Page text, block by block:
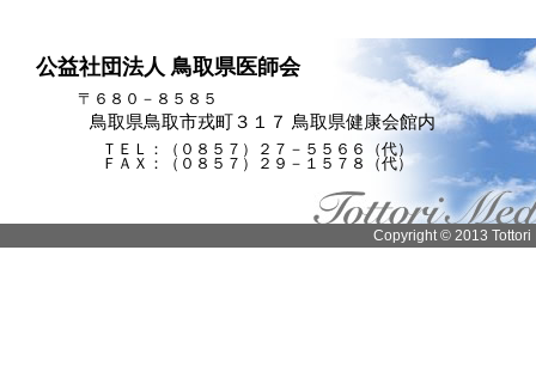
公益社団法人 鳥取県医師会
〒６８０－８５８５
鳥取県鳥取市戎町３１７ 鳥取県健康会館内
ＴＥＬ：（０８５７）２７－５５６６（代）
ＦＡＸ：（０８５７）２９－１５７８（代）
Copyright © 2013 Tottori